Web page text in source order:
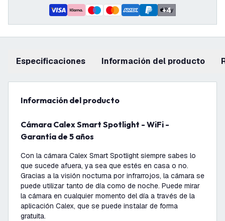
+4
Especificaciones información del producto
información del producto
Cámara Calex Smart Spotlight - WiFi -
Garantía de 5 años
Con la cámara Calex Smart Spotlight siempre sabes lo
que sucede afuera, ya sea que estés en casa o no.
Gracias a la visión nocturna por infrarrojos, la cámara se
puede utilizar tanto de día como de noche. Puede mirar
la cámara en cualquier momento del día a través de la
aplicación Calex, que se puede instalar de forma
gratuita.